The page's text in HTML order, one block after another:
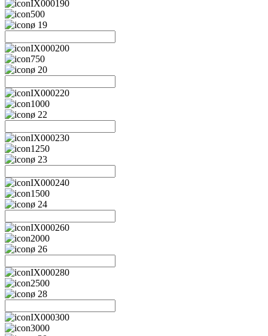
IX000190
500
ø 19
IX000200
750
ø 20
IX000220
1000
ø 22
IX000230
1250
ø 23
IX000240
1500
ø 24
IX000260
2000
ø 26
IX000280
2500
ø 28
IX000300
3000